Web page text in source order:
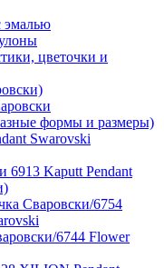
эмалью
цветочки и
формы и размеры)
Swarovski
6913 Kaputt Pendant
Сваровски/6754
6744 Flower